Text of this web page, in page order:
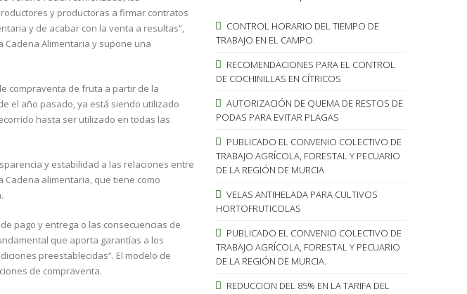
y productoras a firmar contratos
y de acabar con la venta a resultas”,
Cadena Alimentaria y supone una
compraventa de fruta a partir de la
el año pasado, ya está siendo utilizado
hasta ser utilizado en todas las
y estabilidad a las relaciones entre
Cadena alimentaria, que tiene como
pago y entrega o las consecuencias de
que aporta garantías a los
preestablecidas”. El modelo de
de compraventa.
CONTROL HORARIO DEL TIEMPO DE
TRABAJO EN EL CAMPO.
RECOMENDACIONES PARA EL CONTROL
DE COCHINILLAS EN CÍTRICOS
AUTORIZACIÓN DE QUEMA DE RESTOS DE
PODAS PARA EVITAR PLAGAS
PUBLICADO EL CONVENIO COLECTIVO DE
TRABAJO AGRÍCOLA, FORESTAL Y PECUARIO
DE LA REGIÓN DE MURCIA
VELAS ANTIHELADA PARA CULTIVOS
HORTOFRUTICOLAS
PUBLICADO EL CONVENIO COLECTIVO DE
TRABAJO AGRÍCOLA, FORESTAL Y PECUARIO
DE LA REGIÓN DE MURCIA.
REDUCCION DEL 85% EN LA TARIFA DEL